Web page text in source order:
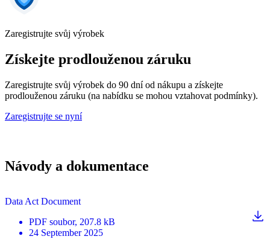
Zaregistrujte svůj výrobek
Získejte prodlouženou záruku
Zaregistrujte svůj výrobek do 90 dní od nákupu a získejte
prodlouženou záruku (na nabídku se mohou vztahovat podmínky).
Zaregistrujte se nyní
Návody a dokumentace
Data Act Document
PDF soubor, 207.8 kB
24 September 2025